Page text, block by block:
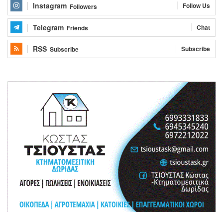
Instagram Followers Follow Us
Telegram Friends Chat
RSS Subscribe Subscribe